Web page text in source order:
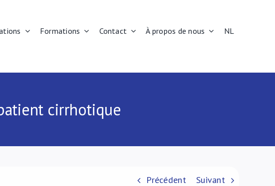
Formations Contact À propos de nous NL
cirrhotique
Précédent Suivant